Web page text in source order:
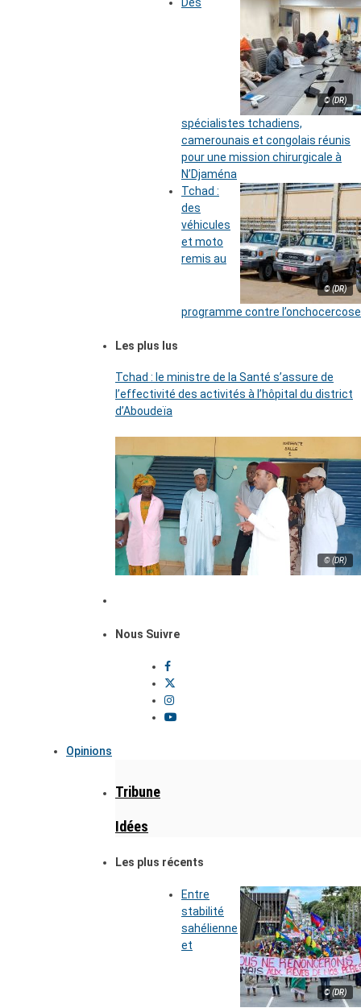
© (DR)
spécialistes tchadiens,
camerounais et congolais réunis
pour une mission chirurgicale à
N’Djaména
© (DR)
Tchad :
des
véhicules
et moto
remis au
programme contre l’onchocercose
Les plus lus
Tchad : le ministre de la Santé s’assure de
l’effectivité des activités à l’hôpital du district
d’Aboudeïa
© (DR)
Nous Suivre
Opinions
Tribune
Idées
Les plus récents
© (DR)
Entre
stabilité
sahélienne
et